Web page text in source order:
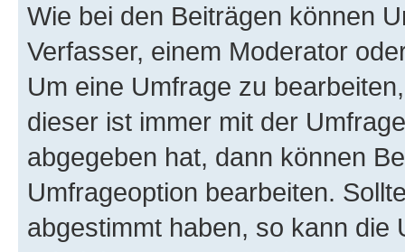
Wie bei den Beiträgen können
Verfasser, einem Moderator
Um eine Umfrage zu
dieser ist immer mit der
abgegeben hat, dann können
Umfrageoption bearbeiten.
abgestimmt haben, so kann